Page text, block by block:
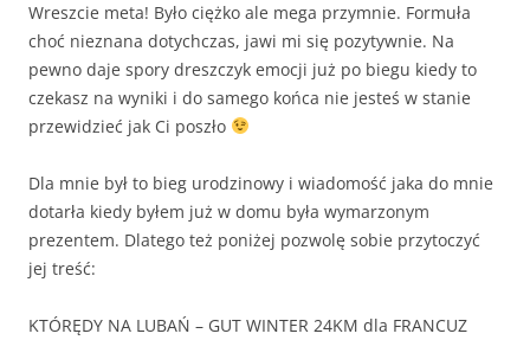
Wreszcie meta! Było ciężko ale mega przymnie. Formuła
choć nieznana dotychczas, jawi mi się pozytywnie. Na
pewno daje spory dreszczyk emocji już po biegu kiedy to
czekasz na wyniki i do samego końca nie jesteś w stanie
przewidzieć jak Ci poszło
Dla mnie był to bieg urodzinowy i wiadomość jaka do mnie
dotarła kiedy byłem już w domu była wymarzonym
prezentem. Dlatego też poniżej pozwolę sobie przytoczyć
jej treść:
KTÓRĘDY NA LUBAŃ – GUT WINTER 24KM dla FRANCUZ